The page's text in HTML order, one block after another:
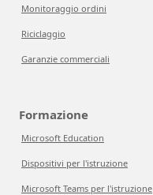
Monitoraggio ordini
Riciclaggio
Garanzie commerciali
Formazione
Microsoft Education
Dispositivi per l'istruzione
Microsoft Teams per l'istruzione